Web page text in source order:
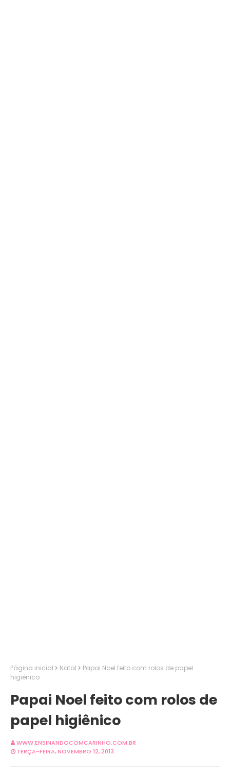
Página inicial Natal
Papai Noel feito com rolos de papel
higiênico
Papai Noel feito com rolos de
papel higiênico
WWW.ENSINANDOCOMCARINHO.COM.BR
TERÇA-FEIRA, NOVEMBRO 12, 2013